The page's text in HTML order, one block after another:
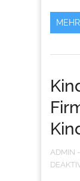
MEHR
ADMIN -